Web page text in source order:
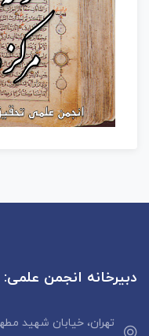
دبیرخانه انجمن علمی:
تهران، خیابان شهید